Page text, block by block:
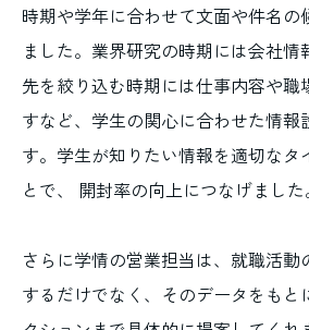
時期や学年に合わせて文面や件名の
ました。業界研究の時期には会社
先を絞り込む時期には仕事内容や職
すなど、学生の関心に合わせた情報
す。学生が知りたい情報を適切なタ
とで、 開封率の向上につなげました
さらに学情の営業担当は、就職活
するだけでなく、そのデータをもと